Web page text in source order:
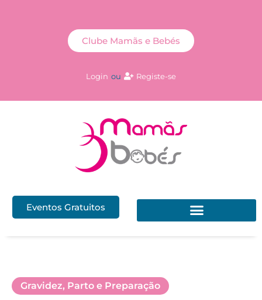
Login ou Registe-se
Clube Mamãs e Bebés
Eventos Gratuitos
Gravidez, Parto e Preparação